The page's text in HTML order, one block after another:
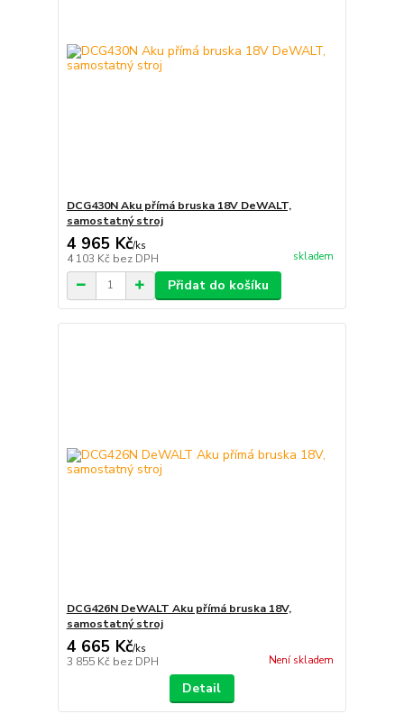
DCG430N Aku přímá bruska 18V DeWALT,
samostatný stroj
4 965 Kč/ks
4 103 Kč bez DPH skladem
Přidat do košíku
DCG426N DeWALT Aku přímá bruska 18V,
samostatný stroj
4 665 Kč/ks
3 855 Kč bez DPH Není skladem
Detail